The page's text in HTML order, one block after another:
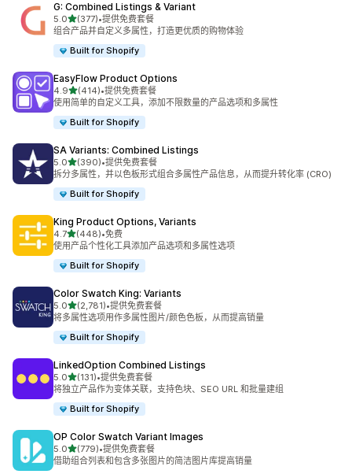
G: Combined Listings & Variant
5.0星（满分 5 星）
(377)
总共 377 条评论
•提供免费套餐
组合产品并自定义多属性，打造更优质的购物体验
Built for Shopify
EasyFlow Product Options
4.9星（满分 5 星）
(414)
总共 414 条评论
•提供免费套餐
使用简单的自定义工具，添加不限数量的产品选项和多属性
Built for Shopify
SA Variants: Combined Listings
5.0星（满分 5 星）
(390)
总共 390 条评论
•提供免费套餐
拆分多属性，并以色板形式组合多属性产品信息，从而提升转化率 (CRO)
Built for Shopify
King Product Options, Variants
4.7星（满分 5 星）
(448)
总共 448 条评论
•免费
使用产品个性化工具添加产品选项和多属性选项
Built for Shopify
Color Swatch King: Variants
5.0星（满分 5 星）
(2,781)
总共 2781 条评论
•提供免费套餐
将多属性选项用作多属性图片/颜色色板，从而提高销量
Built for Shopify
LinkedOption Combined Listings
5.0星（满分 5 星）
(131)
总共 131 条评论
•提供免费套餐
将独立产品作为变体关联，支持色块、SEO URL 和批量建组
Built for Shopify
OP Color Swatch Variant Images
5.0星（满分 5 星）
(779)
总共 779 条评论
•提供免费套餐
借助组合列表和包含多张图片的简洁图片库提高销量